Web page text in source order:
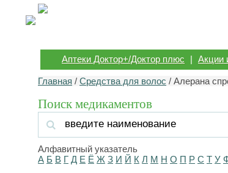
Аптеки Доктор+/Доктор плюс | Акции
Главная / Средства для волос / Алерана
Поиск медикаментов
Алфавитный указатель
А Б В Г Д Е Ё Ж З И Й К Л М Н О П Р С Т У